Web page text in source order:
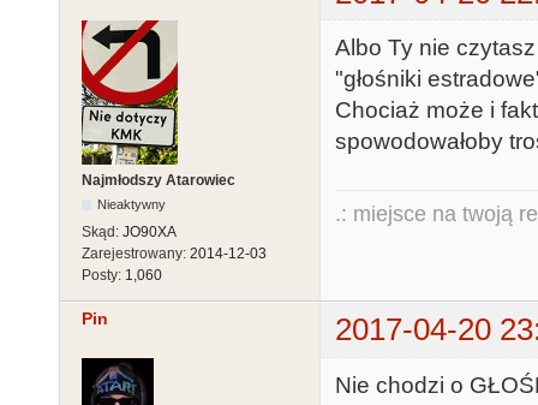
Najmłodszy Atarowiec
Nieaktywny
Skąd: JO90XA
Zarejestrowany: 2014-12-03
Posty: 1,060
Albo Ty nie
"głośniki
Chociaż może i
spowodowałoby
.: miejsce na twoją
Pin 2017-04-20
Nie chodzi o